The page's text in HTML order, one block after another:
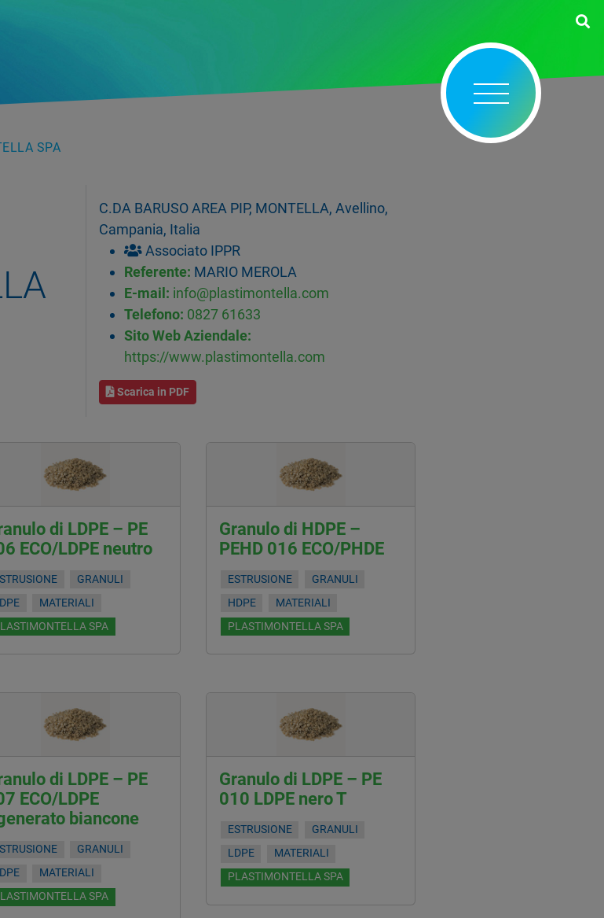
SPA
C.DA BARUSO AREA PIP, MONTELLA, Avellino,
Campania, Italia
Associato IPPR
Referente: MARIO MEROLA
E-mail: info@plastimontella.com
Telefono: 0827 61633
Sito Web Aziendale:
https://www.plastimontella.com
Scarica in PDF
di LDPE – PE
ECO/LDPE neutro
GRANULI
MATERIALI
SPA
Granulo di HDPE –
PEHD 016 ECO/PHDE
ESTRUSIONE
GRANULI
HDPE
MATERIALI
PLASTIMONTELLA SPA
di LDPE – PE
ECO/LDPE
biancone
GRANULI
MATERIALI
SPA
Granulo di LDPE – PE
010 LDPE nero T
ESTRUSIONE
GRANULI
LDPE
MATERIALI
PLASTIMONTELLA SPA